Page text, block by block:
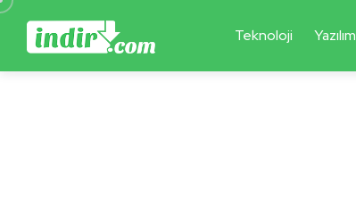
Teknoloji Yazılım